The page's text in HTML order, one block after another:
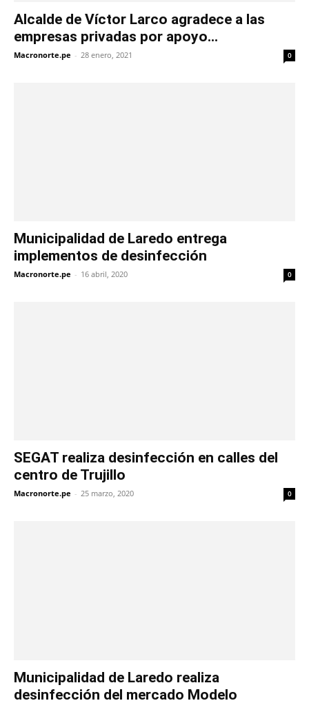
Alcalde de Víctor Larco agradece a las
empresas privadas por apoyo...
Macronorte.pe - 28 enero, 2021 0
Municipalidad de Laredo entrega
implementos de desinfección
Macronorte.pe - 16 abril, 2020 0
SEGAT realiza desinfección en calles del
centro de Trujillo
Macronorte.pe - 25 marzo, 2020 0
Municipalidad de Laredo realiza
desinfección del mercado Modelo